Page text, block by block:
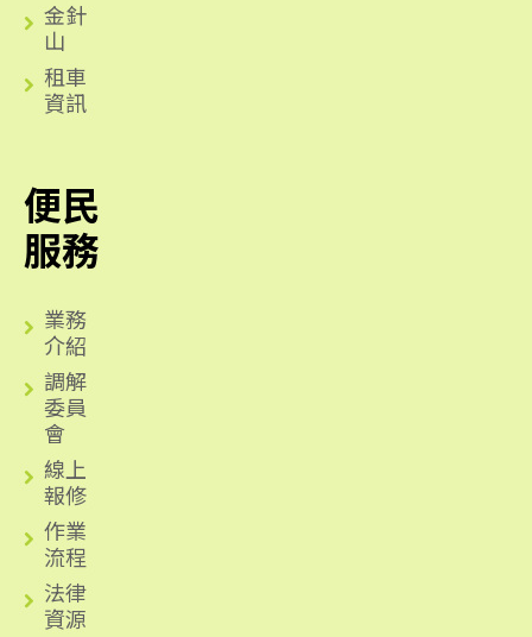
金針
山
租車
資訊
便民
服務
業務
介紹
調解
委員
會
線上
報修
作業
流程
法律
資源